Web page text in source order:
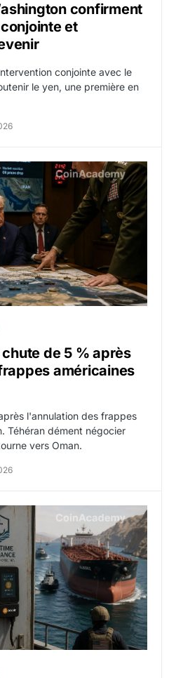
confirment
et
conjointe avec le
le yen, une première en
de 5 % après l’annulation des
de 5 % après
américaines
l'annulation des frappes
Téhéran dément négocier
vers Oman.
sanctionne un système